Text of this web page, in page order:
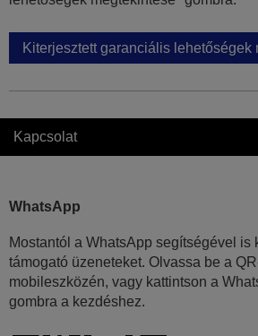
Kiterjesztett garanciális lehetőségek
Kapcsolat
WhatsApp
Mostantól a WhatsApp segítségével is
támogató üzeneteket. Olvassa be a
mobileszközén, vagy kattintson a
gombra a kezdéshez.